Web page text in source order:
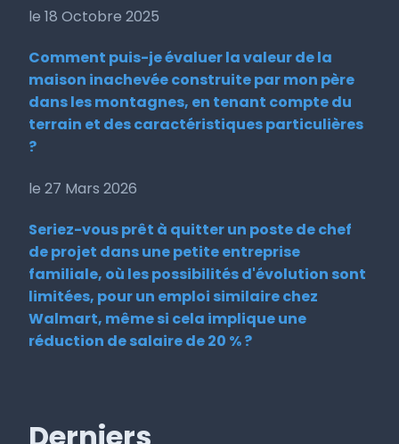
le 18 Octobre 2025
Comment puis-je évaluer la valeur de la
maison inachevée construite par mon père
dans les montagnes, en tenant compte du
terrain et des caractéristiques particulières
?
le 27 Mars 2026
Seriez-vous prêt à quitter un poste de chef
de projet dans une petite entreprise
familiale, où les possibilités d'évolution sont
limitées, pour un emploi similaire chez
Walmart, même si cela implique une
réduction de salaire de 20 % ?